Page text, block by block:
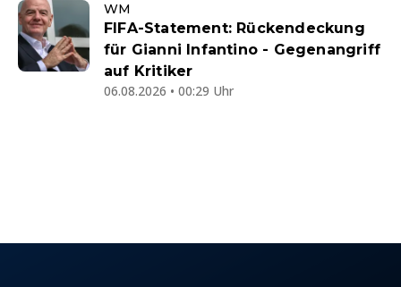
WM
FIFA-Statement: Rückendeckung
für Gianni Infantino - Gegenangriff
auf Kritiker
06.08.2026 • 00:29 Uhr